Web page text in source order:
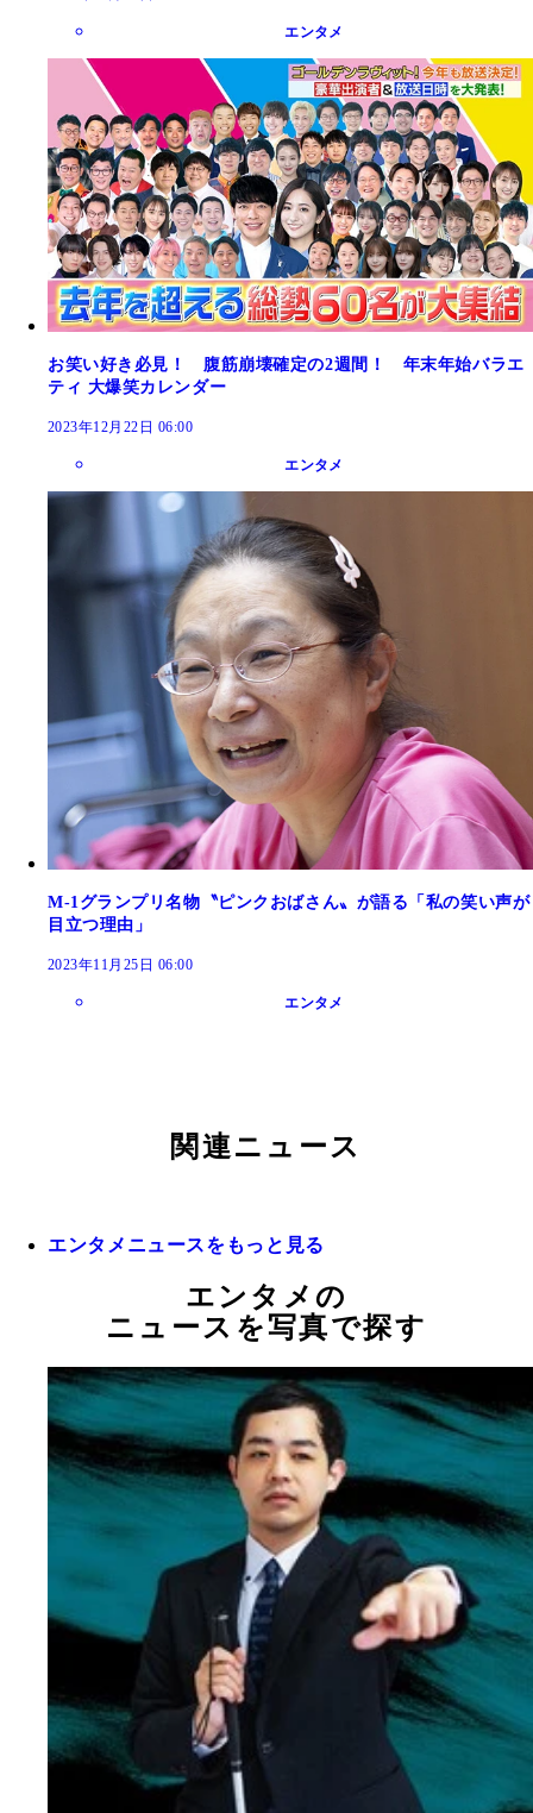
エンタメ
お笑い好き必見！ 腹筋崩壊確定の2週間！ 年末年始バラエ
ティ 大爆笑カレンダー
2023年12月22日 06:00
エンタメ
M-1グランプリ名物〝ピンクおばさん〟が語る「私の笑い声が
目立つ理由」
2023年11月25日 06:00
エンタメ
関連ニュース
エンタメニュースをもっと見る
エンタメの
ニュースを写真で探す